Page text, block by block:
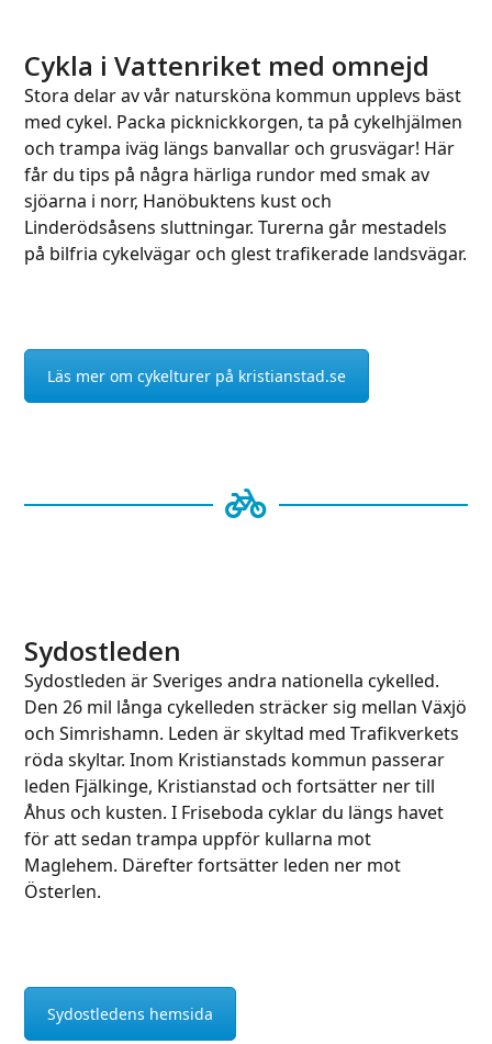
Cykla i Vattenriket med omnejd
Stora delar av vår natursköna kommun upplevs bäst
med cykel. Packa picknickkorgen, ta på cykelhjälmen
och trampa iväg längs banvallar och grusvägar! Här
får du tips på några härliga rundor med smak av
sjöarna i norr, Hanöbuktens kust och
Linderödsåsens sluttningar. Turerna går mestadels
på bilfria cykelvägar och glest trafikerade landsvägar.
Läs mer om cykelturer på kristianstad.se
Sydostleden
Sydostleden är Sveriges andra nationella cykelled.
Den 26 mil långa cykelleden sträcker sig mellan Växjö
och Simrishamn. Leden är skyltad med Trafikverkets
röda skyltar. Inom Kristianstads kommun passerar
leden Fjälkinge, Kristianstad och fortsätter ner till
Åhus och kusten. I Friseboda cyklar du längs havet
för att sedan trampa uppför kullarna mot
Maglehem. Därefter fortsätter leden ner mot
Österlen.
Sydostledens hemsida